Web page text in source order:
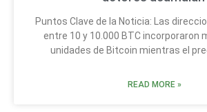
Puntos Clave de la Noticia: Las
entre 10 y 10.000 BTC incorporaron
unidades de Bitcoin mientras el
READ MORE »